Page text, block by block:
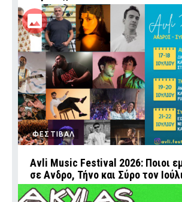
ΦΕΣΤΙΒΑΛ
Avli Music Festival 2026: Ποιοι
σε Ανδρο, Τήνο και Σύρο τον